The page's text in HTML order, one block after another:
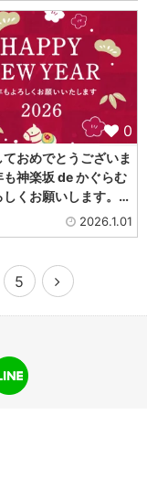
0
ておめでとうございま
も神楽坂 de かぐらむ
しくお願いします。…
2026.1.01
5